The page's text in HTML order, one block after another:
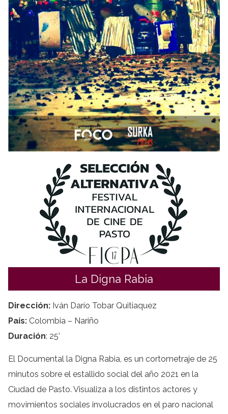
La Digna Rabia
Dirección: Iván Darío Tobar Quitiaquez
País: Colombia – Nariño
Duración: 25’
El Documental la Digna Rabia, es un cortometraje de 25
minutos sobre el estallido social del año 2021 en la
Ciudad de Pasto. Visualiza a los distintos actores y
movimientos sociales involucrados en el paro nacional